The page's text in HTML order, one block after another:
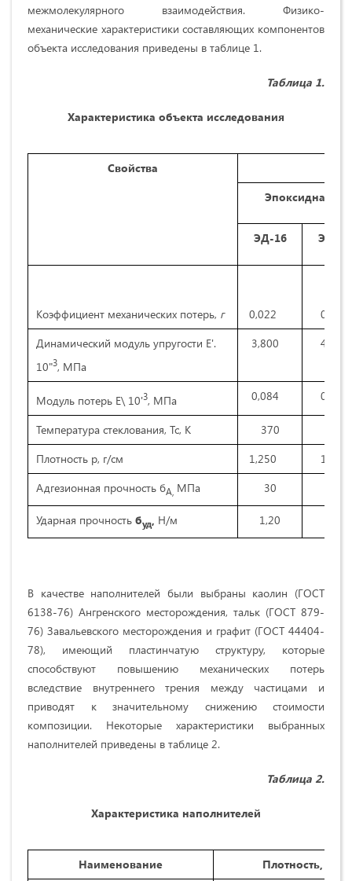
межмолекулярного взаимодействия. Физико-
механические характеристики составляющих компонентов
объекта исследования приведены в таблице 1.
Таблица 1.
Характеристика объекта исследования
Свойства
Эпоксидная,
ЭД-16 ЭД-20
Коэффициент механических потерь, г 0,022
0,018
Динамический модуль упругости Е'.
10"3, МПа
3,800 4,100
Модуль потерь Е\ 10'3, МПа 0,084 0,073
Температура стеклования, Тс, К 370
Плотность р, г/см
1,250
1,260
Адгезионная прочность бА, МПа 30
Ударная прочность буд, Н/м 1,20
В качестве наполнителей были выбраны каолин (ГОСТ
6138-76) Ангренского месторождения, тальк (ГОСТ 879-
76) Завальевского месторождения и графит (ГОСТ 44404-
78), имеющий пластинчатую структуру, которые
способствуют повышению механических потерь
вследствие внутреннего трения между частицами и
приводят к значительному снижению стоимости
композиции. Некоторые характеристики выбранных
наполнителей приведены в таблице 2.
Таблица 2.
Характеристика наполнителей
Наименование
Плотность, г/см